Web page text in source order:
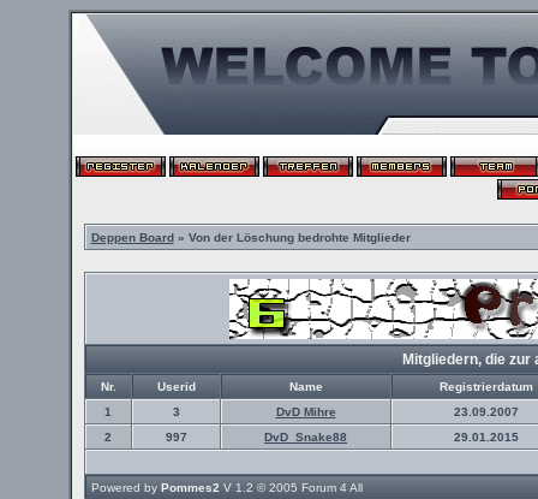
Deppen Board» Von der Löschung bedrohte Mitglieder
Mitgliedern, die
Nr. Userid Name
Registrierdatum
1
3 DvD Mihre
23.09.2007
2
997 DvD_Snake88 29.01.2015
Powered by Pommes2 V 1.2 © 2005 Forum 4 All